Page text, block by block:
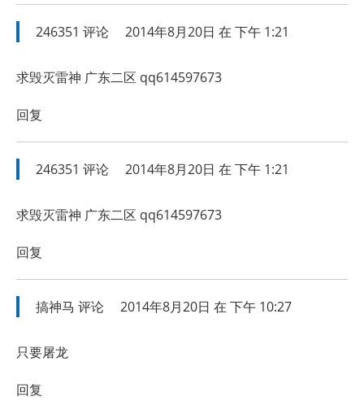
246351 评论 2014年8月20日 在 下午 1:21
求毁灭雷神 广东二区 qq614597673
回复
246351 评论 2014年8月20日 在 下午 1:21
求毁灭雷神 广东二区 qq614597673
回复
搞神马 评论 2014年8月20日 在 下午 10:27
只要屠龙
回复